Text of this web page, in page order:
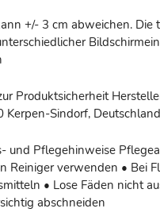
+/- 3 cm abweichen.
Produktsicherheit
Kerpen-Sindorf,
und Pflegehinweise
Reiniger verwenden • Bei
• Lose Fäden nicht
abschneiden